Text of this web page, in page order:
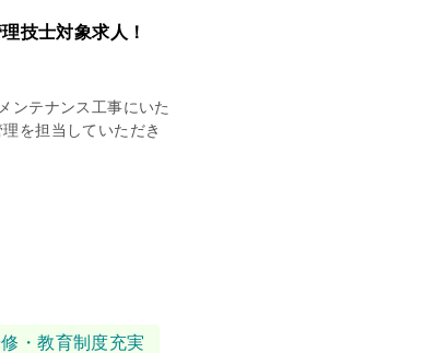
技士対象求人！
ンテナンス工事にいた
を担当していただき
・教育制度充実